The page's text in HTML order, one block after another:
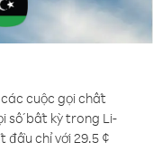
cuộc gọi chất
số bất kỳ trong Li-
đầu chỉ với 29.5 ¢